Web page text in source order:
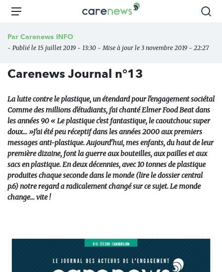
Aller
principal
Carenews,
des
l'engagement
Menu
Par Carenews INFO
- Publié le 15 juillet 2019 - 13:30 - Mise à jour le 3 novembre 2019 - 22:27
Carenews Journal n°13
La lutte contre le plastique, un étendard pour l'engagement sociétal
Comme des millions d'étudiants, j'ai chanté Elmer Food Beat dans
les années 90 « Le plastique c'est fantastique, le caoutchouc super
doux... »J'ai été peu réceptif dans les années 2000 aux premiers
messages anti-plastique. Aujourd'hui, mes enfants, du haut de leur
première dizaine, font la guerre aux bouteilles, aux pailles et aux
sacs en plastique. En deux décennies, avec 10 tonnes de plastique
produites chaque seconde dans le monde (lire le dossier central
p.6) notre regard a radicalement changé sur ce sujet. Le monde
change... vite !